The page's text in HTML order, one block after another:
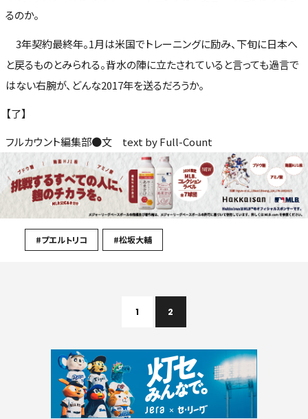
るのか。
3年契約最終年。1月は米国でトレーニングに励み、下旬に日本へ
と戻るものとみられる。背水の陣に立たされていると言っても過言で
はない右腕が、どんな2017年を送るだろうか。
【了】
フルカウント編集部●文 text by Full-Count
#プエルトリコ #松坂大輔
1 2